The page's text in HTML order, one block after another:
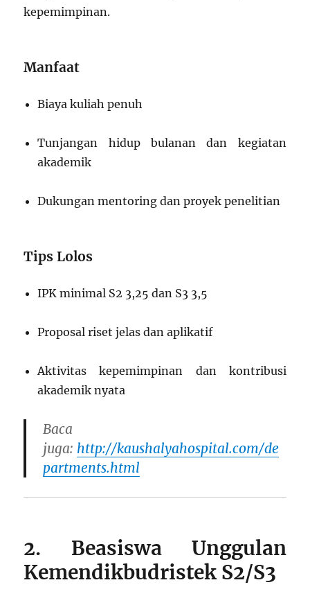
kepemimpinan.
Manfaat
Biaya kuliah penuh
Tunjangan hidup bulanan dan kegiatan
akademik
Dukungan mentoring dan proyek penelitian
Tips Lolos
IPK minimal S2 3,25 dan S3 3,5
Proposal riset jelas dan aplikatif
Aktivitas kepemimpinan dan kontribusi
akademik nyata
Baca
juga: http://kaushalyahospital.com/de
partments.html
2. Beasiswa Unggulan
Kemendikbudristek S2/S3